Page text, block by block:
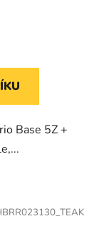
Base 5Z +